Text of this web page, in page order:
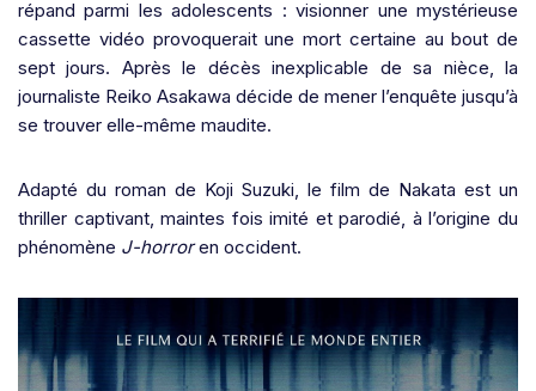
répand parmi les adolescents : visionner une mystérieuse
cassette vidéo provoquerait une mort certaine au bout de
sept jours. Après le décès inexplicable de sa nièce, la
journaliste Reiko Asakawa décide de mener l’enquête jusqu’à
se trouver elle-même maudite.
Adapté du roman de Koji Suzuki, le film de Nakata est un
thriller captivant, maintes fois imité et parodié, à l’origine du
phénomène J-horroren occident.